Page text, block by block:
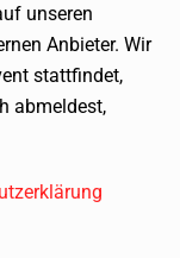
unseren
Anbieter. Wir
stattfindet,
abmeldest,